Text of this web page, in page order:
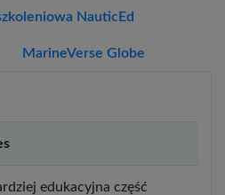
NauticEd
MarineVerse Globe
edukacyjna część